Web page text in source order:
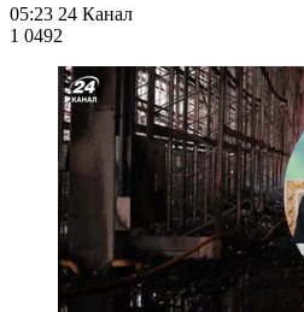
05:23 24 Канал
1 0492